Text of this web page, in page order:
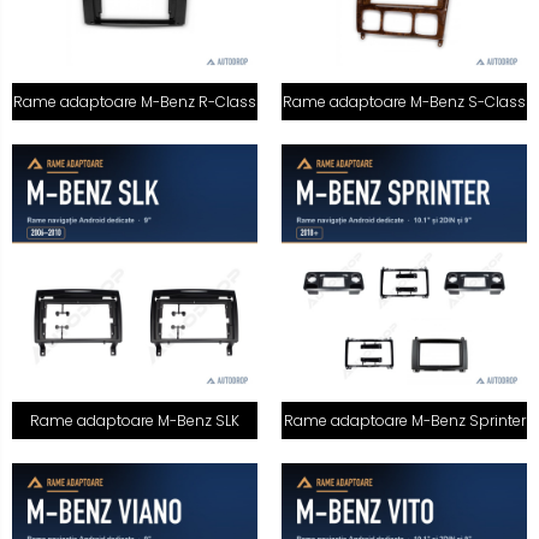
Rame adaptoare M-Benz R-Class Rame adaptoare M-Benz S-Class
Rame adaptoare M-Benz SLK Rame adaptoare M-Benz Sprinter